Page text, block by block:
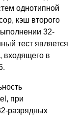
однотипной
кэш второго
32-
тест является
входящего в
при
разрядных